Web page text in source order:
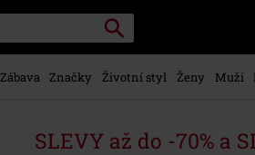
Vyhledávání
Zábava Značky Životní styl Ženy Muži
SLEVY až do -70% a